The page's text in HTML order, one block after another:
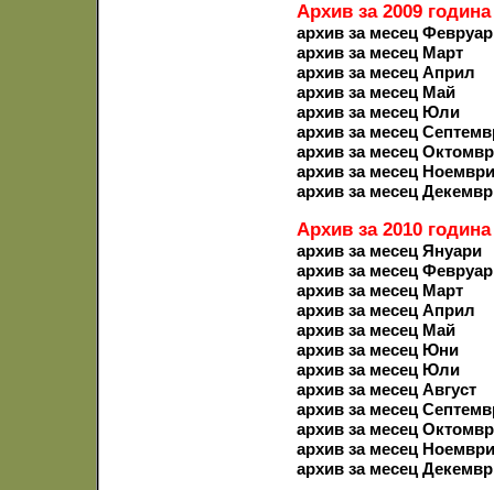
Архив за 2009 година
архив за месец
архив за месец Март
архив за месец Април
архив за месец Май
архив за месец Юли
архив за месец
архив за месец
архив за месец Ноември
архив за месец
Архив за 2010 година
архив за месец Януари
архив за месец
архив за месец Март
архив за месец Април
архив за месец Май
архив за месец Юни
архив за месец Юли
архив за месец Август
архив за месец
архив за месец
архив за месец Ноември
архив за месец